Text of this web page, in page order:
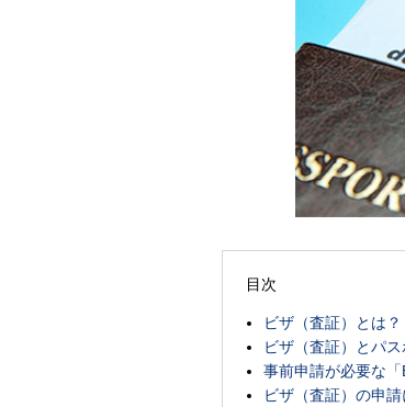
目次
ビザ（査証）とは？
ビザ（査証）とパ
事前申請が必要な
ビザ（査証）の申